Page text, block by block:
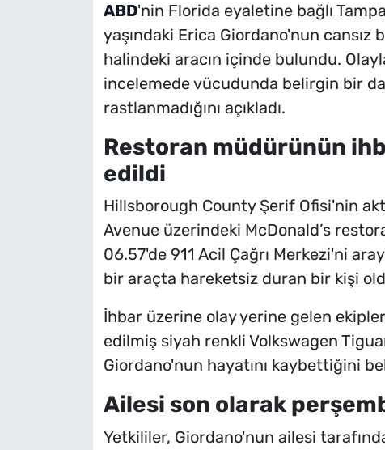
ABD'nin Florida eyaletine bağlı
yaşındaki Erica Giordano'nun cansız
halindeki aracın içinde bulundu.
incelemede vücudunda belirgin bir
rastlanmadığını açıkladı.
Restoran müdürünün
edildi
Hillsborough County Şerif Ofisi'nin
Avenue üzerindeki McDonald’s
06.57'de 911 Acil Çağrı Merkezi'ni
bir araçta hareketsiz duran bir kişi
İhbar üzerine olay yerine gelen
edilmiş siyah renkli Volkswagen
Giordano'nun hayatını kaybettiğini
Ailesi son olarak
Yetkililer, Giordano'nun ailesi